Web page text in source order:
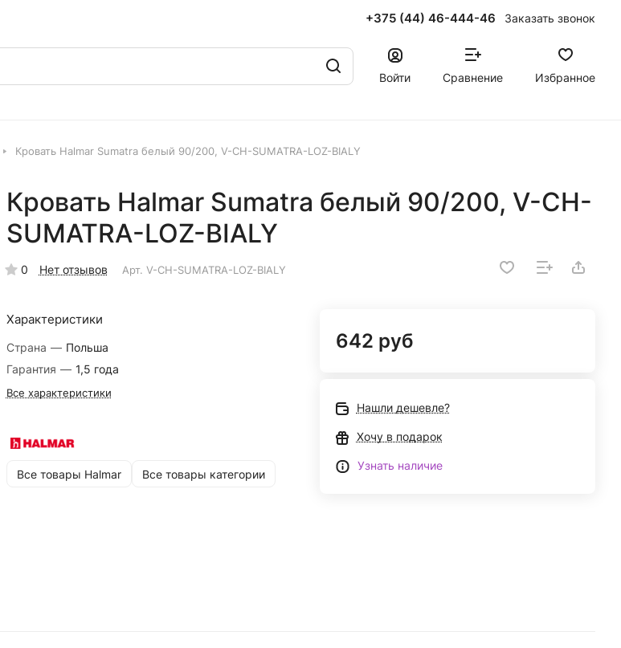
+375 (44) 46-444-46 Заказать звонок
Войти Сравнение Избранное
Кровать Halmar Sumatra белый 90/200, V-CH-SUMATRA-LOZ-BIALY
Кровать Halmar Sumatra белый 90/200, V-CH-
SUMATRA-LOZ-BIALY
0 Нет отзывов Арт. V-CH-SUMATRA-LOZ-BIALY
Характеристики
Страна — Польша
Гарантия — 1,5 года
Все характеристики
Все товары Halmar Все товары категории
642 руб
Нашли дешевле?
Хочу в подарок
Узнать наличие